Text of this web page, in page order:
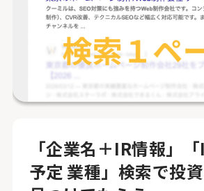
「企業名＋IR情報」
予定 業種」検索で投